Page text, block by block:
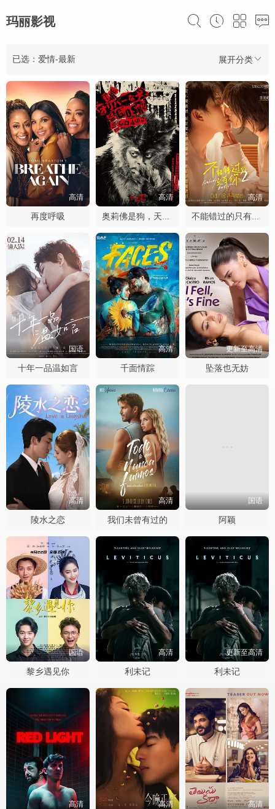
玛丽影视
展开分类
已选：爱情-最新
高清
再度呼吸
高清
奥莉佛是狗，天哪！！这家伙电影版
高清
不能错过的只有你2
国语
十年一品温如言
高清
千面情踪
更新至高清
坠落也无妨
高清
陵水之恋
高清
我们未曾有过的
国语
阿颖
国语
黎乡遇见你
高清
利未记
更新至高清
利未记
高清 高清 高清